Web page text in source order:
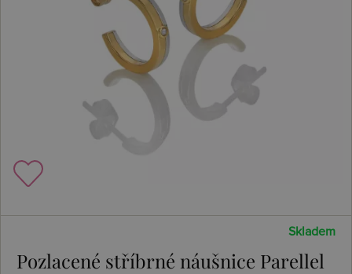
Skladem
Pozlacené stříbrné náušnice Parellel